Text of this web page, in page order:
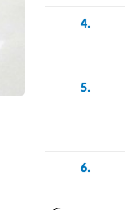
4.
5.
6.